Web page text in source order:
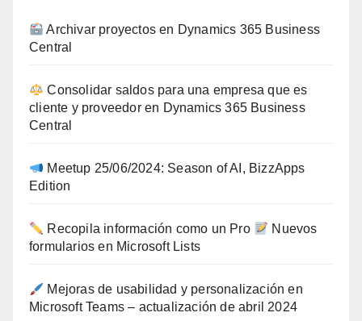
Archivar proyectos en Dynamics 365 Business
Central
Consolidar saldos para una empresa que es
cliente y proveedor en Dynamics 365 Business
Central
Meetup 25/06/2024: Season of AI, BizzApps
Edition
Recopila información como un Pro
Nuevos
formularios en Microsoft Lists
Mejoras de usabilidad y personalización en
Microsoft Teams – actualización de abril 2024